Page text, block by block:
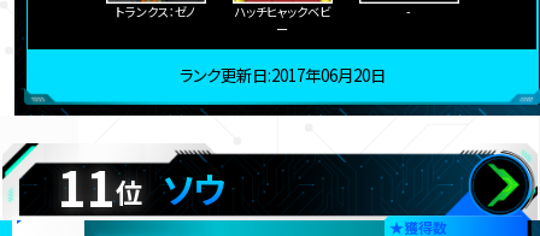
トランクス：ゼノ
ハッチヒャックベビ
ー
-
ランク更新日:2017年06月20日
11位 ソウ
★獲得数